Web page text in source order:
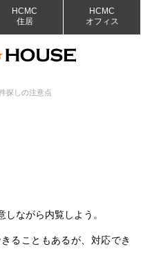
HCMC
住居
HCMC
オフィス
探しの注意点
ながら内覧しよう。
ることもあるが、対応でき